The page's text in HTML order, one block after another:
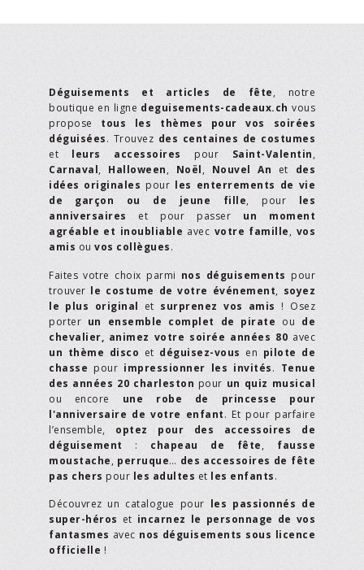
Déguisements et articles de fête, notre
boutique en ligne deguisements-cadeaux.ch vous
propose tous les thèmes pour vos soirées
déguisées. Trouvez des centaines de costumes
et leurs accessoires pour Saint-Valentin,
Carnaval, Halloween, Noël, Nouvel An et des
idées originales pour les enterrements de vie
de garçon ou de jeune fille, pour les
anniversaires et pour passer un moment
agréable et inoubliable avec votre famille, vos
amis ou vos collègues.
Faites votre choix parmi nos déguisements pour
trouver le costume de votre événement, soyez
le plus original et surprenez vos amis ! Osez
porter un ensemble complet de pirate ou de
chevalier, animez votre soirée années 80 avec
un thème disco et déguisez-vous en pilote de
chasse pour impressionner les invités. Tenue
des années 20 charleston pour un quiz musical
ou encore une robe de princesse pour
l'anniversaire de votre enfant. Et pour parfaire
l’ensemble, optez pour des accessoires de
déguisement : chapeau de fête, fausse
moustache, perruque… des accessoires de fête
pas chers pour les adultes et les enfants.
Découvrez un catalogue pour les passionnés de
super-héros et incarnez le personnage de vos
fantasmes avec nos déguisements sous licence
officielle !